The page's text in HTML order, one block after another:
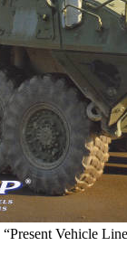
“Present Vehicle